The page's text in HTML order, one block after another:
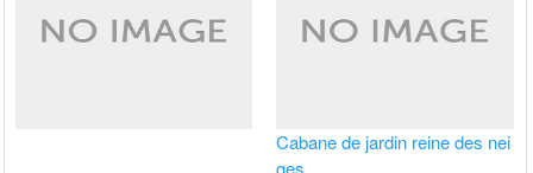
Cabane de jardin reine des nei